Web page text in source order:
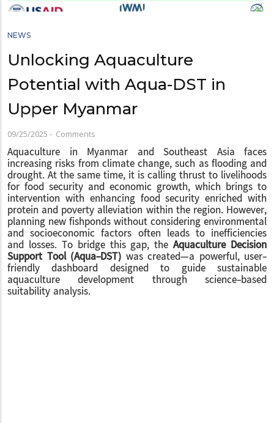
NEWS
Unlocking Aquaculture
Potential with Aqua-DST in
Upper Myanmar
09/25/2025 - Comments
Aquaculture in Myanmar and Southeast Asia faces
increasing risks from climate change, such as flooding and
drought. At the same time, it is calling thrust to livelihoods
for food security and economic growth, which brings to
intervention with enhancing food security enriched with
protein and poverty alleviation within the region. However,
planning new fishponds without considering environmental
and socioeconomic factors often leads to inefficiencies
and losses. To bridge this gap, theAquaculture Decision
Support Tool (Aqua-DST) was created—a powerful, user-
friendly dashboard designed to guide sustainable
aquaculture development through science-based
suitability analysis.